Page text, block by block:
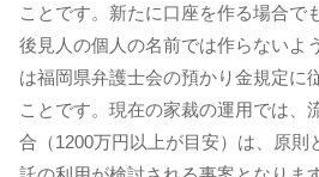
ことです。新たに口座を作る場合で
後見人の個人の名前では作らないよ
は福岡県弁護士会の預かり金規定に
ことです。現在の家裁の運用では、
合（1200万円以上が目安）は、原則